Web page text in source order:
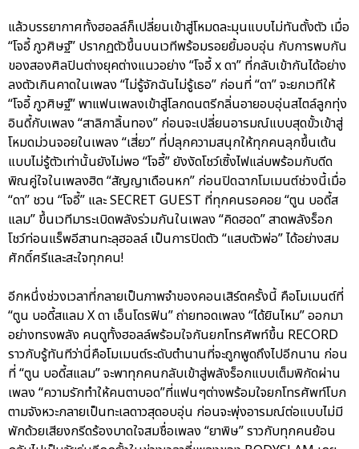
แล้วบรรยากาศทั้งฮอลล์ก็เปลี่ยนเข้าสู่โหมดละมุนแบบไม่ทันตั้งตัว เมื่อ
“โจอี้ ภูวศิษฐ์” ปรากฏตัวขึ้นบนเวทีพร้อมรอยยิ้มอบอุ่น กับการพบกัน
ของสองศิลปินต่างยุคต่างแนวอย่าง “โจอี้ x ดา” ที่กลับเข้ากันได้อย่าง
ลงตัวเกินคาดในเพลง “ไม่รู้จักฉันไม่รู้เธอ” ก่อนที่ “ดา” จะยกเวทีให้
“โจอี้ ภูวศิษฐ์” พาแฟนเพลงเข้าสู่โลกดนตรีกลิ่นอายอบอุ่นสไตล์ลูกทุ่ง
อินดี้กับเพลง “สาลิกาลิ้นทอง” ก่อนจะเปลี่ยนอารมณ์แบบสุดขั้วเข้าสู่
โหมดม่วนจอยในเพลง “เสี่ยว” ที่ปลุกความสนุกให้ทุกคนลุกขึ้นเต้น
แบบไม่รู้ตัวเท่านั้นยังไม่พอ “โจอี้” ยังงัดโชว์เซิ้งไฟแล่บพร้อมกับดีด
พิณคู่ใจในเพลงฮิต “สัญญาเดือนหก” ก่อนปิดฉากโมเมนต์ช่วงนี้เมื่อ
“ดา” ชวน “โจอี้” และ SECRET GUEST ที่ทุกคนรอคอย “ตูน บอดี้ส
แลม” ขึ้นเวทีมาระเบิดพลังร่วมกันในเพลง “คิดฮอด” สาดพลังร็อก
โชว์ท่อนแร็พอีสานทะลุฮอลล์ เป็นการปิดตัว “แสบตัวพ่อ” ได้อย่างสม
ศักดิ์ศรีและสะใจทุกคน!
อีกหนึ่งช่วงเวลาที่กลายเป็นภาพจำของคอนเสิร์ตครั้งนี้ คือโมเมนต์ที่
“ตูน บอดี้สแลม X ดา เอ็นโดรฟิน” ถ่ายทอดเพลง “ได้ยินไหม” ออกมา
อย่างทรงพลัง คนดูทั้งฮอลล์พร้อมใจกันยกโทรศัพท์ขึ้น RECORD
ราวกับรู้ทันทีว่านี่คือโมเมนต์ระดับตำนานที่จะถูกพูดถึงไปอีกนาน ก่อน
ที่ “ตูน บอดี้สแลม” จะพาทุกคนกลับเข้าสู่พลังร็อกแบบเต็มพิกัดผ่าน
เพลง “ความรักทำให้คนตาบอด”ที่แฟนๆต่างพร้อมใจยกโทรศัพท์โบก
ตามจังหวะกลายเป็นทะเลดาวสุดอบอุ่น ก่อนจะพุ่งอารมณ์ต่อแบบไม่มี
พักด้วยเสียงกรีดร้องบาดใจสมชื่อเพลง “ยาพิษ” ราวกับทุกคนย้อน